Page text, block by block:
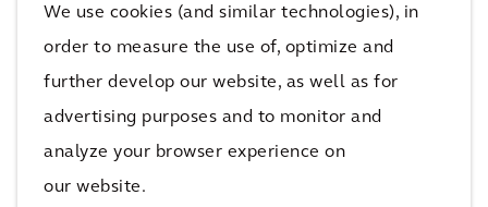
We use cookies (and similar technologies), in
order to measure the use of, optimize and
further develop our website, as well as for
advertising purposes and to monitor and
analyze your browser experience on
our website.
une description des mesures/techniques
pour prévenir et réduire les émissions et
leur conformité avec les MTD
une politique de gestion des déchets